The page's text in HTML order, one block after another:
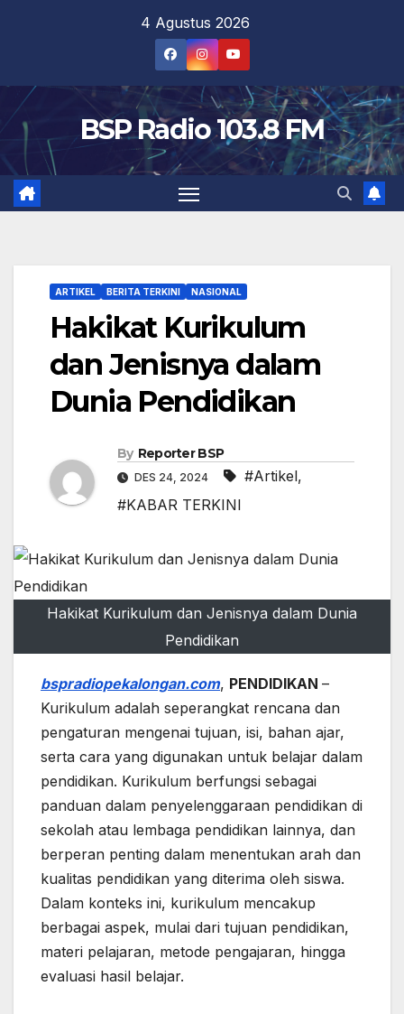
4 Agustus 2026
BSP Radio 103.8 FM
ARTIKEL BERITA TERKINI NASIONAL
Hakikat Kurikulum
dan Jenisnya dalam
Dunia Pendidikan
By Reporter BSP
DES 24, 2024 #Artikel,
#KABAR TERKINI
Hakikat Kurikulum dan Jenisnya dalam Dunia
Pendidikan
bspradiopekalongan.com, PENDIDIKAN –
Kurikulum adalah seperangkat rencana dan
pengaturan mengenai tujuan, isi, bahan ajar,
serta cara yang digunakan untuk belajar dalam
pendidikan. Kurikulum berfungsi sebagai
panduan dalam penyelenggaraan pendidikan di
sekolah atau lembaga pendidikan lainnya, dan
berperan penting dalam menentukan arah dan
kualitas pendidikan yang diterima oleh siswa.
Dalam konteks ini, kurikulum mencakup
berbagai aspek, mulai dari tujuan pendidikan,
materi pelajaran, metode pengajaran, hingga
evaluasi hasil belajar.